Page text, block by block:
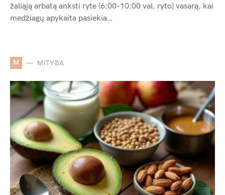
žaliąją arbatą anksti ryte (6:00-10:00 val. ryto) vasarą, kai
medžiagų apykaita pasiekia…
M MITYBA